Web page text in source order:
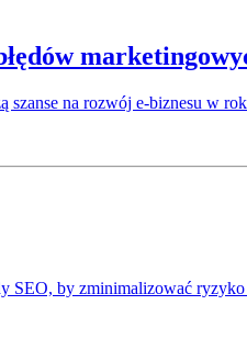
szanse na rozwój e-biznesu w
SEO, by zminimalizować